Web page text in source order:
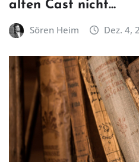
alten Cast nicht…
Sören Heim Dez. 4,